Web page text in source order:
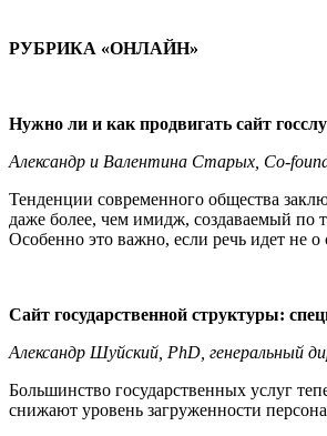
РУБРИКА «ОНЛАЙН»
Нужно ли и как продвигать сайт
Александр и Валентина Старых, Co-
Тенденции современного общества
даже более, чем имидж, создаваемый по
Особенно это важно, если речь идет не
Сайт государственной структуры:
Александр Шуйский, PhD, генеральный
Большинство государственных услуг
снижают уровень загруженности